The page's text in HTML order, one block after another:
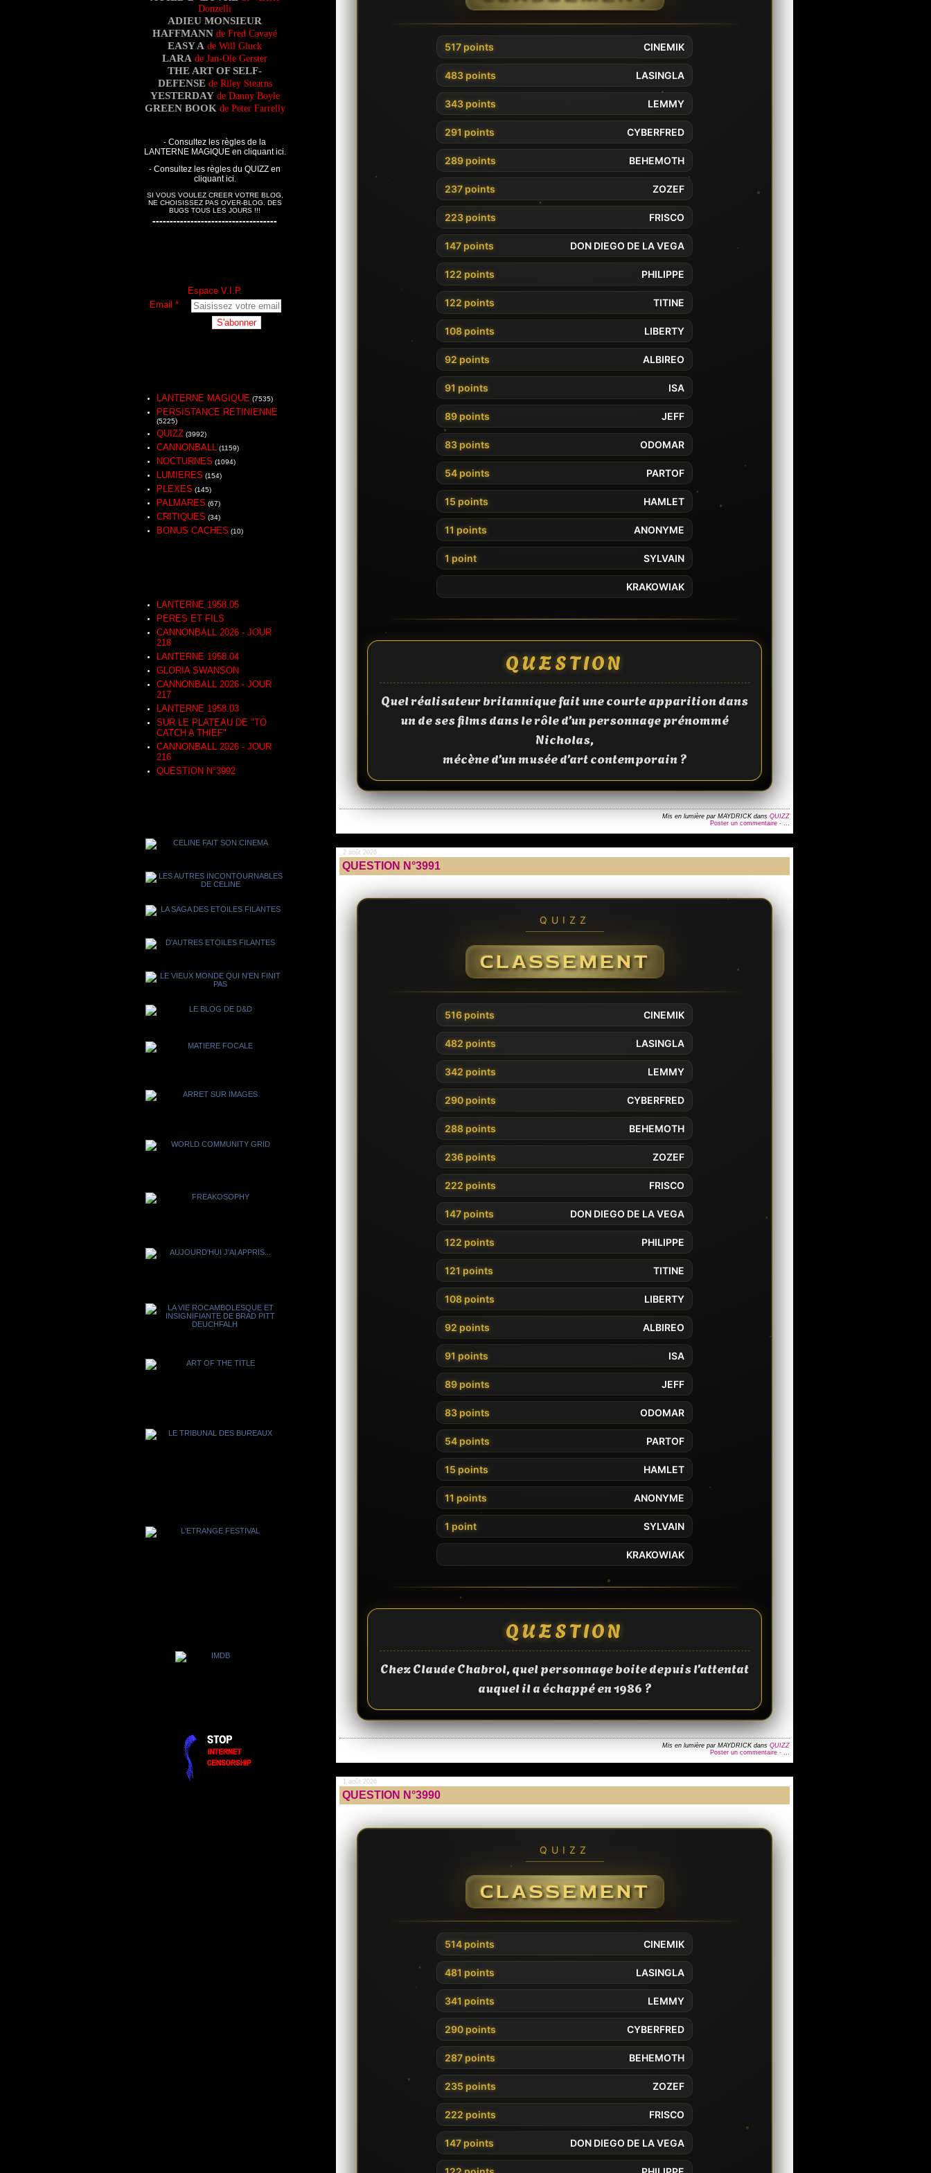
Donzelli
ADIEU MONSIEUR
HAFFMANN de Fred Cavayé
EASY A de Will Gluck
LARA de Jan-Ole Gerster
THE ART OF SELF-
DEFENSE de Riley Stearns
YESTERDAY de Danny Boyle
GREEN BOOK de Peter Farrelly
- Consultez les règles de la
LANTERNE MAGIQUE en cliquantici
- Consultez les règles du QUIZZ en
cliquantici
SI VOUS VOULEZ CREER VOTRE BLOG,
NE CHOISISSEZ PAS OVER-BLOG. DES
BUGS TOUS LES JOURS !!!
------------------------------------
Espace V.I.P.
Email
LANTERNE MAGIQUE (7535)
PERSISTANCE RETINIENNE
(5225)
QUIZZ (3992)
CANNONBALL (1159)
NOCTURNES (1094)
LUMIERES (154)
PLEXES (145)
PALMARES (67)
CRITIQUES (34)
BONUS CACHES (10)
LANTERNE 1958.05
PERES ET FILS
CANNONBALL 2026 - JOUR
218
LANTERNE 1958.04
GLORIA SWANSON
CANNONBALL 2026 - JOUR
217
LANTERNE 1958.03
SUR LE PLATEAU DE "TO
CATCH A THIEF"
CANNONBALL 2026 - JOUR
216
QUESTION N°3992
517 points CINEMIK
483 points LASINGLA
343 points LEMMY
291 points CYBERFRED
289 points BEHEMOTH
237 points ZOZEF
223 points FRISCO
147 points DON DIEGO DE LA VEGA
122 points PHILIPPE
122 points TITINE
108 points LIBERTY
92 points ALBIREO
91 points ISA
89 points JEFF
83 points ODOMAR
54 points PARTOF
15 points HAMLET
11 points ANONYME
1 point SYLVAIN
KRAKOWIAK
QUESTION
Quel réalisateur britannique fait une courte apparition dans
un de ses films dans le rôle d’un personnage prénommé
Nicholas,
mécène d’un musée d’art contemporain ?
Mis en lumière par MAYDRICK dansQUIZZ
Poster un commentaire - …
2 août 2026
QUESTION N°3991
QUIZZ
CLASSEMENT
516 points CINEMIK
482 points LASINGLA
342 points LEMMY
290 points CYBERFRED
288 points BEHEMOTH
236 points ZOZEF
222 points FRISCO
147 points DON DIEGO DE LA VEGA
122 points PHILIPPE
121 points TITINE
108 points LIBERTY
92 points ALBIREO
91 points ISA
89 points JEFF
83 points ODOMAR
54 points PARTOF
15 points HAMLET
11 points ANONYME
1 point SYLVAIN
KRAKOWIAK
QUESTION
Chez Claude Chabrol, quel personnage boite depuis l’attentat
auquel il a échappé en 1986 ?
Mis en lumière par MAYDRICK dansQUIZZ
Poster un commentaire - …
1 août 2026
QUESTION N°3990
QUIZZ
CLASSEMENT
514 points CINEMIK
481 points LASINGLA
341 points LEMMY
290 points CYBERFRED
287 points BEHEMOTH
235 points ZOZEF
222 points FRISCO
147 points DON DIEGO DE LA VEGA